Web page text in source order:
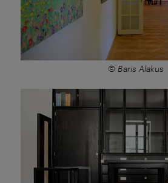
© Baris Alakus